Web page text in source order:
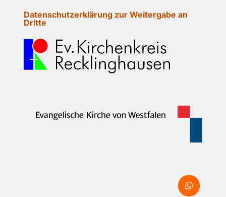
Datenschutzerklärung zur Weitergabe an
Dritte